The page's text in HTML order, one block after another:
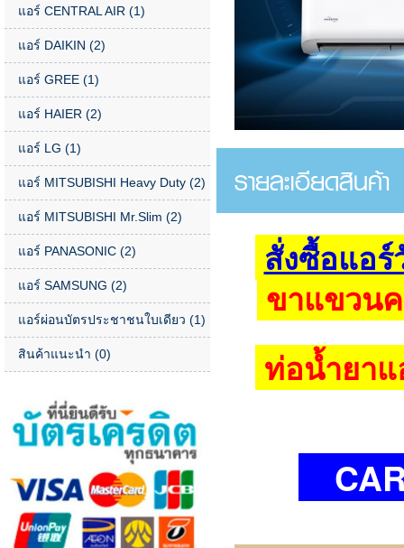
แอร์ CENTRAL AIR (1)
แอร์ DAIKIN (2)
แอร์ GREE (1)
แอร์ HAIER (2)
แอร์ LG (1)
แอร์ MITSUBISHI Heavy Duty (2)
แอร์ MITSUBISHI Mr.Slim (2)
แอร์ PANASONIC (2)
แอร์ SAMSUNG (2)
แอร์ผ่อนบัตรประชาชนใบเดียว (1)
สินค้าแนะนำ (0)
รายละเอียดสินค้า
สั่งซื้อแอ
ขาแขวน
ท่อน้ำยาแ